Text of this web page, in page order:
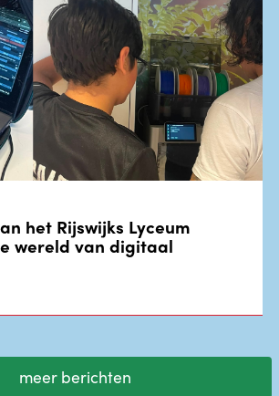
het Rijswijks Lyceum
wereld van digitaal
meer berichten